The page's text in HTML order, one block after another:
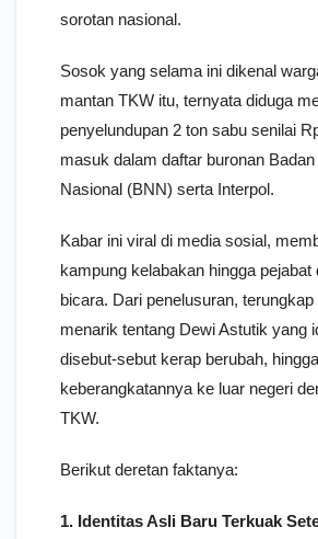
sorotan nasional.
Sosok yang selama ini dikenal
mantan TKW itu, ternyata diduga
penyelundupan 2 ton sabu senilai
masuk dalam daftar buronan
Nasional (BNN) serta Interpol.
Kabar ini viral di media sosial,
kampung kelabakan hingga pejabat
bicara. Dari penelusuran,
menarik tentang Dewi Astutik yang
disebut-sebut kerap berubah, hingga
keberangkatannya ke luar negeri
TKW.
Berikut deretan faktanya:
1. Identitas Asli Baru Terkuak